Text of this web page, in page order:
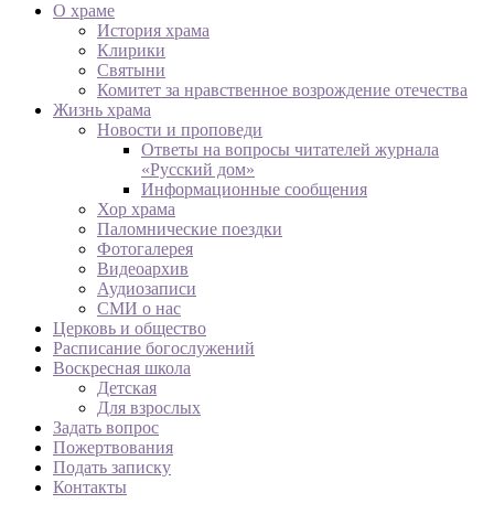
О храме
История храма
Клирики
Святыни
Комитет за нравственное возрождение отечества
Жизнь храма
Новости и проповеди
Ответы на вопросы читателей журнала
«Русский дом»
Информационные сообщения
Хор храма
Паломнические поездки
Фотогалерея
Видеоархив
Аудиозаписи
СМИ о нас
Церковь и общество
Расписание богослужений
Воскресная школа
Детская
Для взрослых
Задать вопрос
Пожертвования
Подать записку
Контакты